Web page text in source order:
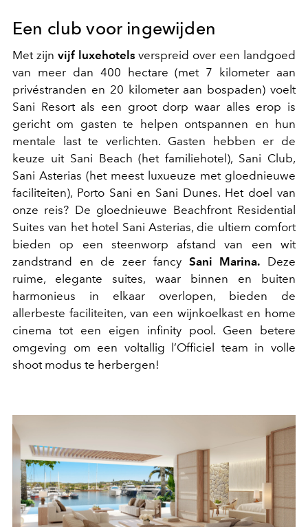
Een club voor ingewijden
Met zijn vijf luxehotelsverspreid over een landgoed
van meer dan 400 hectare (met 7 kilometer aan
privéstranden en 20 kilometer aan bospaden) voelt
Sani Resort als een groot dorp waar alles erop is
gericht om gasten te helpen ontspannen en hun
mentale last te verlichten. Gasten hebben er de
keuze uit Sani Beach (het familiehotel), Sani Club,
Sani Asterias (het meest luxueuze met gloednieuwe
faciliteiten), Porto Sani en Sani Dunes. Het doel van
onze reis? De gloednieuwe Beachfront Residential
Suites van het hotel Sani Asterias, die ultiem comfort
bieden op een steenworp afstand van een wit
zandstrand en de zeer fancy Sani Marina. Deze
ruime, elegante suites, waar binnen en buiten
harmonieus in elkaar overlopen, bieden de
allerbeste faciliteiten, van een wijnkoelkast en home
cinema tot een eigen infinity pool. Geen betere
omgeving om een voltallig l’Officiel team in volle
shoot modus te herbergen!